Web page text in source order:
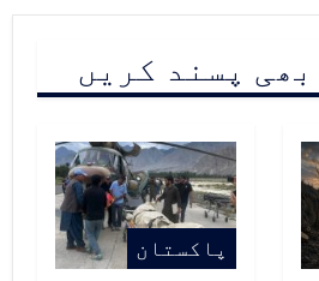
پسند کریں
پاکستان